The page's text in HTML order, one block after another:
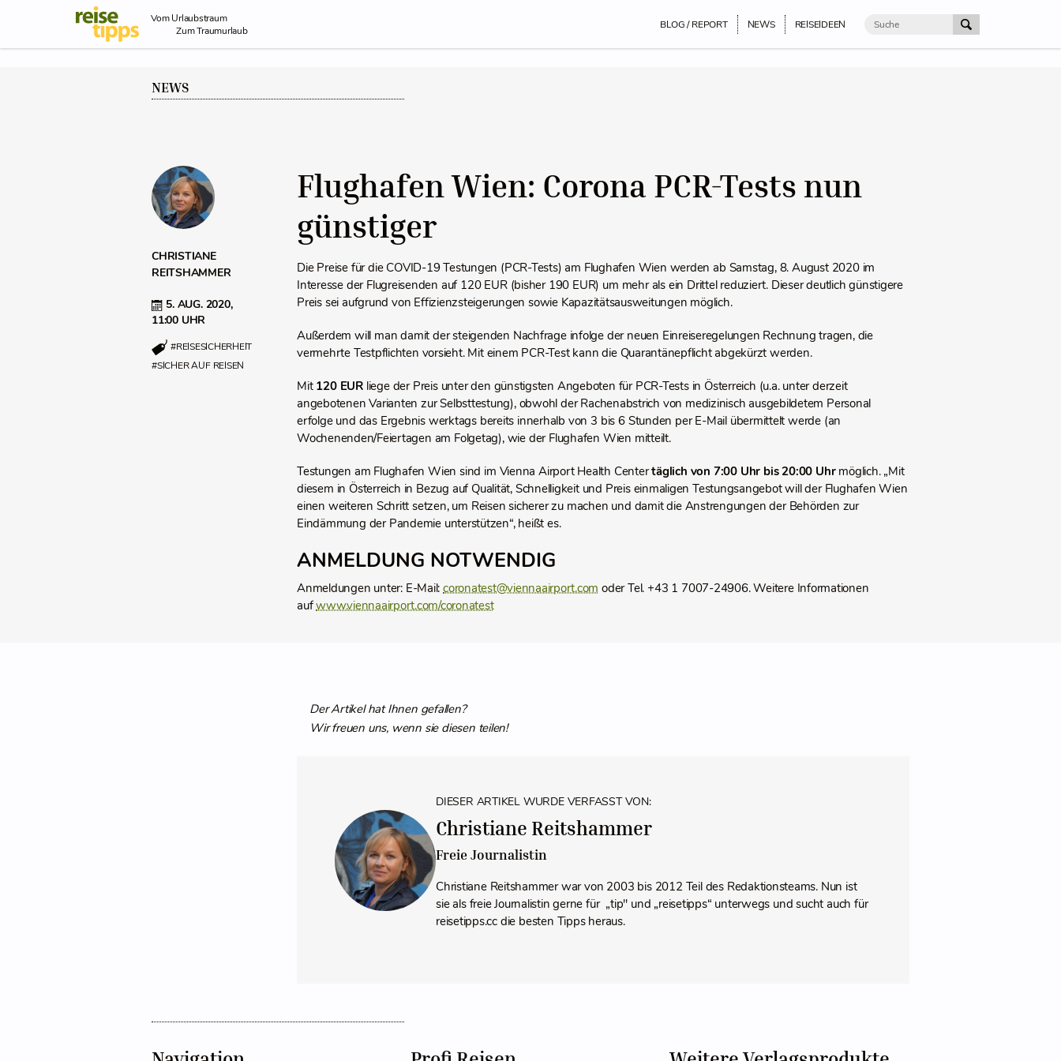
Skip to Content
Vom Urlaubstraum
Zum Traumurlaub
BLOG / REPORT NEWS REISEIDEEN
NEWS
CHRISTIANE
REITSHAMMER
5. AUG. 2020,
11:00 UHR
#REISESICHERHEIT
#SICHER AUF REISEN
Flughafen Wien: Corona PCR-Tests nun
günstiger
Die Preise für die COVID-19 Testungen (PCR-Tests) am Flughafen Wien werden ab Samstag, 8. August 2020 im
Interesse der Flugreisenden auf 120 EUR (bisher 190 EUR) um mehr als ein Drittel reduziert. Dieser deutlich günstigere
Preis sei aufgrund von Effizienzsteigerungen sowie Kapazitätsausweitungen möglich.
Außerdem will man damit der steigenden Nachfrage infolge der neuen Einreiseregelungen Rechnung tragen, die
vermehrte Testpflichten vorsieht. Mit einem PCR-Test kann die Quarantänepflicht abgekürzt werden.
Mit 120 EURliege der Preis unter den günstigsten Angeboten für PCR-Tests in Österreich (u.a. unter derzeit
angebotenen Varianten zur Selbsttestung), obwohl der Rachenabstrich von medizinisch ausgebildetem Personal
erfolge und das Ergebnis werktags bereits innerhalb von 3 bis 6 Stunden per E-Mail übermittelt werde (an
Wochenenden/Feiertagen am Folgetag), wie der Flughafen Wien mitteilt.
Testungen am Flughafen Wien sind im Vienna Airport Health Centertäglich von 7:00 Uhr bis 20:00 Uhrmöglich. „Mit
diesem in Österreich in Bezug auf Qualität, Schnelligkeit und Preis einmaligen Testungsangebot will der Flughafen Wien
einen weiteren Schritt setzen, um Reisen sicherer zu machen und damit die Anstrengungen der Behörden zur
Eindämmung der Pandemie unterstützen“, heißt es.
ANMELDUNG NOTWENDIG
Anmeldungen unter: E-Mail: coronatest@viennaairport.com oder Tel. +43 1 7007-24906. Weitere Informationen
aufwww.viennaairport.com/coronatest
Der Artikel hat Ihnen gefallen?
Wir freuen uns, wenn sie diesen teilen!
DIESER ARTIKEL WURDE VERFASST VON:
Christiane Reitshammer
Freie Journalistin
Christiane Reitshammer war von 2003 bis 2012 Teil des Redaktionsteams. Nun ist
sie als freie Journalistin gerne für „tip" und „reisetipps“ unterwegs und sucht auch für
reisetipps.cc die besten Tipps heraus.